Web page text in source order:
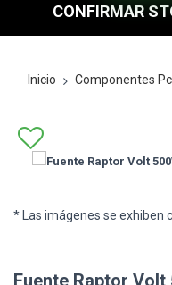
CONFIRMAR
Inicio Componentes Pc
* Las imágenes se exhiben
Fuente Raptor Volt